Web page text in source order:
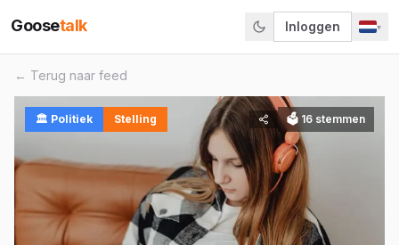
Goosetalk Inloggen ▾
← Terug naar feed
🏛️ Politiek Stelling 🗳 16 stemmen